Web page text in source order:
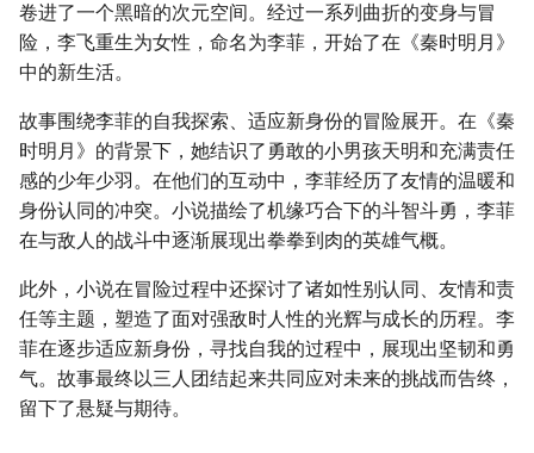
卷进了一个黑暗的次元空间。经过一系列曲折的变身与冒
险，李飞重生为女性，命名为李菲，开始了在《秦时明月》
中的新生活。
故事围绕李菲的自我探索、适应新身份的冒险展开。在《秦
时明月》的背景下，她结识了勇敢的小男孩天明和充满责任
感的少年少羽。在他们的互动中，李菲经历了友情的温暖和
身份认同的冲突。小说描绘了机缘巧合下的斗智斗勇，李菲
在与敌人的战斗中逐渐展现出拳拳到肉的英雄气概。
此外，小说在冒险过程中还探讨了诸如性别认同、友情和责
任等主题，塑造了面对强敌时人性的光辉与成长的历程。李
菲在逐步适应新身份，寻找自我的过程中，展现出坚韧和勇
气。故事最终以三人团结起来共同应对未来的挑战而告终，
留下了悬疑与期待。